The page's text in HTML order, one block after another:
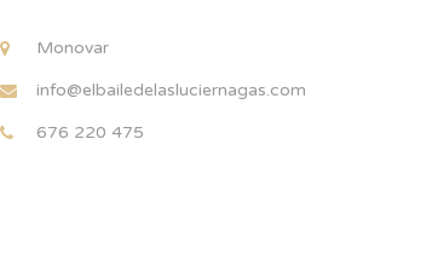
Monovar
info@elbailedelasluciernagas.com
676 220 475